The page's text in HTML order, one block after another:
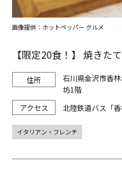
【限定20食！】 焼きた
石川県金沢市香
坊1階
北陸鉄道バス「
画像提供：ホットペッパー グルメ
イタリアン・フレンチ